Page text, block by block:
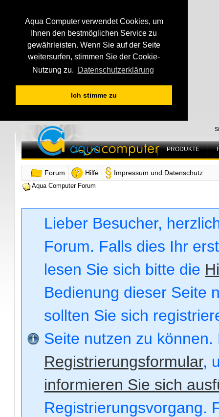
Aqua Computer verwendet Cookies, um
Ihnen den bestmöglichen Service zu
gewährleisten. Wenn Sie auf der Seite
weitersurfen, stimmen Sie der Cookie-
Nutzung zu.
Datenschutzerklärung
Ich stimme zu
PRODUKTE
Forum Hilfe Impressum und Datenschutz
Aqua Computer Forum
Lieber Besucher,
Forum. Falls dies Ihr
lesen Sie sich bitte die
Bedienung dieser Seite
sollten Sie sich
Seite nutzen zu
Registrierungsformular,
informieren Sie sich
Registrierungsvorgang.